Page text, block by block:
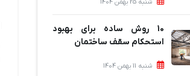
شنبه 25 بهمن 1404
10 روش ساده برای بهبود
استحکام سقف ساختمان
شنبه 11 بهمن 1404